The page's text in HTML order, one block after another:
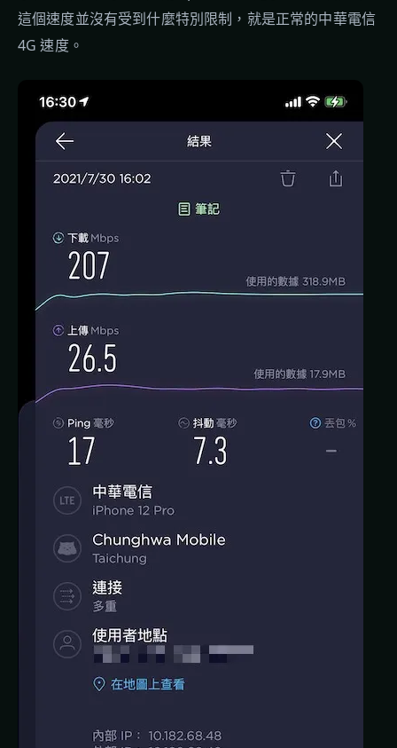
這個速度並沒有受到什麼特別限制，就是正常的中華電信
4G 速度。